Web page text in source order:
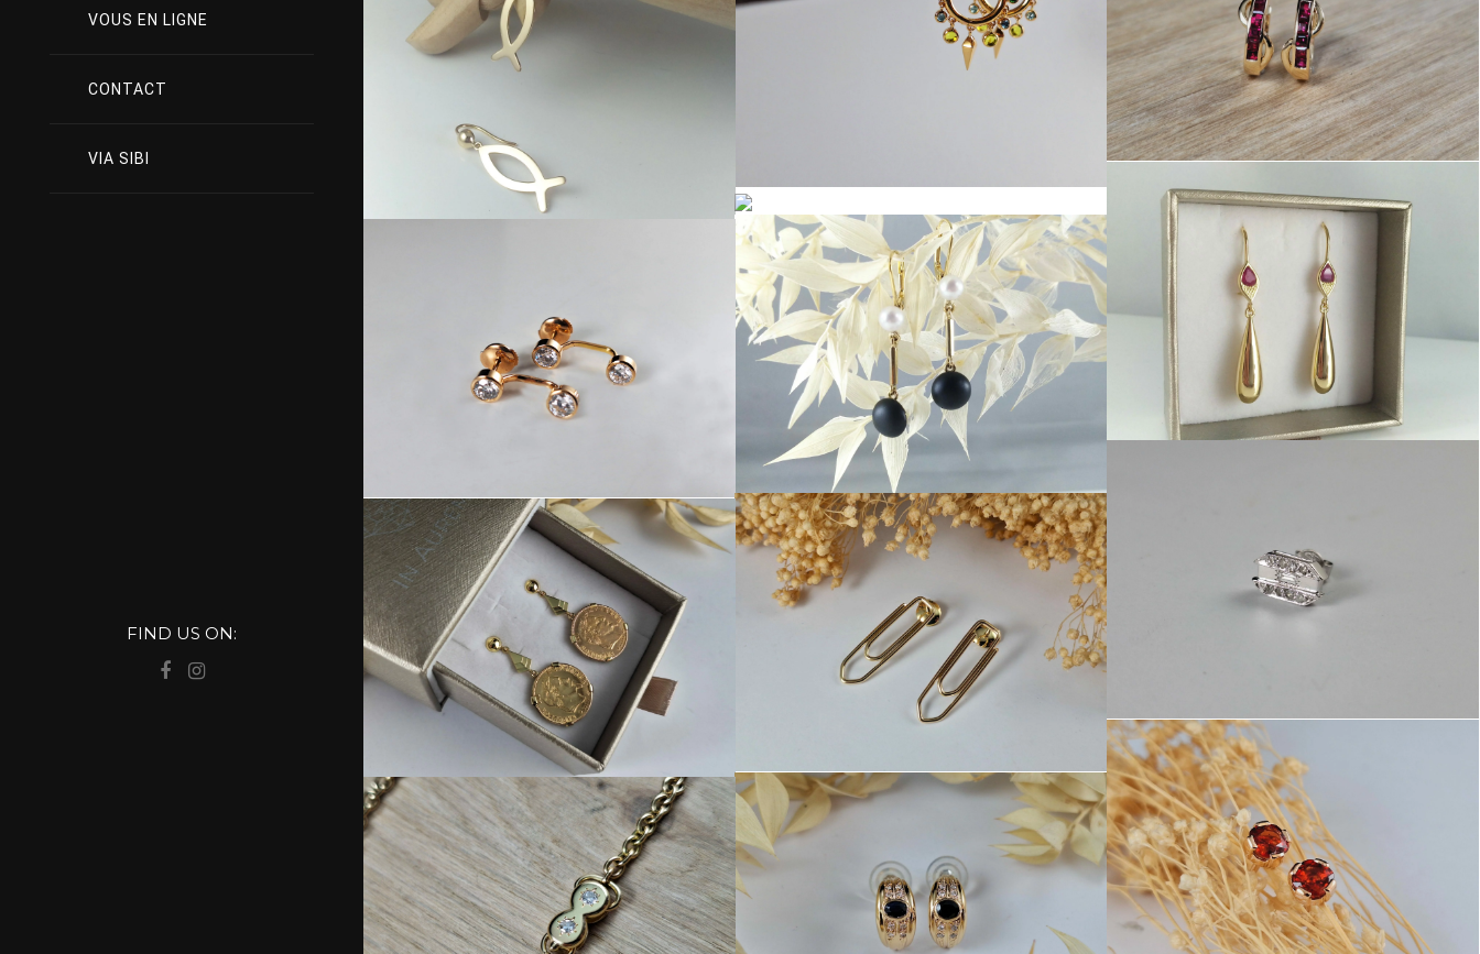
VOUS EN LIGNE
CONTACT
VIA SIBI
FIND US ON: